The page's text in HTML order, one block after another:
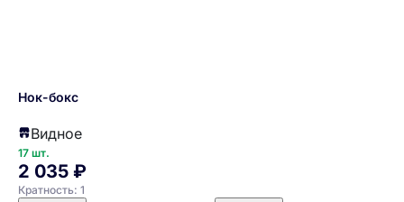
Нок-бокс
Видное
17 шт.
2 035 ₽
Кратность: 1